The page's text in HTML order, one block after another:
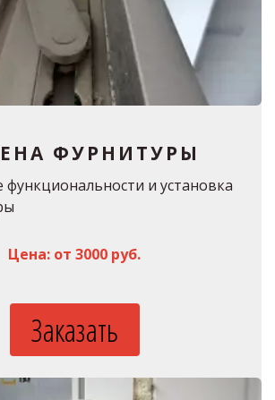
ФУРНИТУРЫ
функциональности и установка
Цена: от 3000 руб.
Заказать